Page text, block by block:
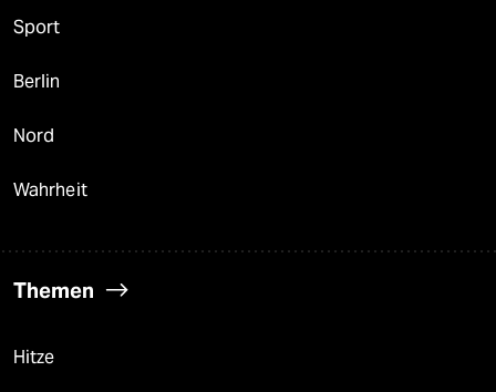
Sport
Berlin
Nord
Wahrheit
Themen
Hitze